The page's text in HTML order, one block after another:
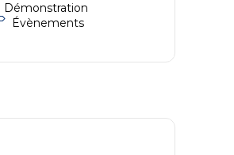
Démonstration
Évènements